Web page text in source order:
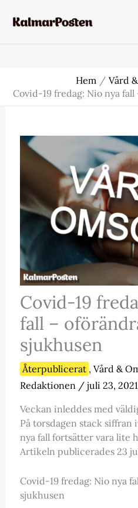
Hem
Vård
Covid-19 fredag: Nio nya
Covid-19
fall –
sjukhusen
Återpublicerat , Vård &
Redaktionen / juli 23, 2021
Veckan inleddes med
På torsdagen stack siffran
nya fall fortsätter vara lite
Artikeln publicerades 23
Covid-19 fredag: Nio nya
sjukhusen